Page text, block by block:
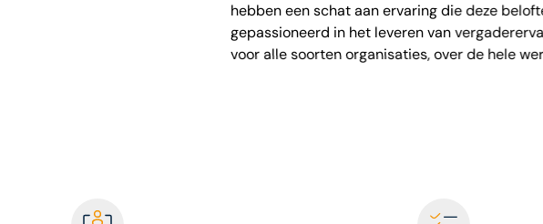
hebben een schat aan ervaring die deze
gepassioneerd in het leveren van
voor alle soorten organisaties, over de hele